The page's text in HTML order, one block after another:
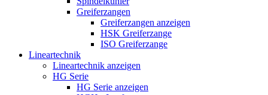
Greiferzangen
Greiferzangen anzeigen
HSK Greiferzange
ISO Greiferzange
Lineartechnik
Lineartechnik anzeigen
HG Serie
HG Serie anzeigen